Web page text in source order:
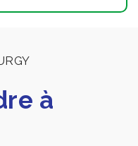
à